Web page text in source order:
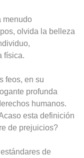
menudo
olvida la belleza
física.
feos, en su
profunda
humanos.
esta definición
de prejuicios?
de